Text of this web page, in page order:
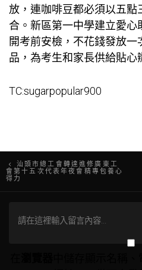
放，連咖啡豆都必須以五點
合。新區第一中學建立愛
開考前安檢，不花錢發放
品，為考生和家長供給貼心
TC:sugarpopular900
文
章
導
汕頭市總工會轉達進修廣東工
會第十五次代表年夜會精專包養心
得力